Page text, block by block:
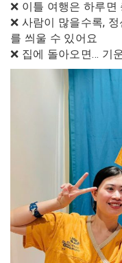
❌ 이틀 여행은 하루면
❌ 사람이 많을수록,
를 씌울 수 있어요
❌ 집에 돌아오면… 기